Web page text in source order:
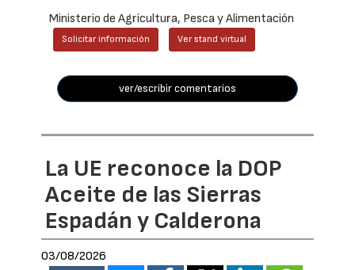
Ministerio de Agricultura, Pesca y Alimentación
Solicitar información Ver stand virtual
ver/escribir comentarios
La UE reconoce la DOP
Aceite de las Sierras
Espadán y Calderona
03/08/2026